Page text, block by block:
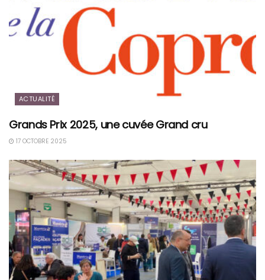
ACTUALITÉ
Grands Prix 2025, une cuvée Grand cru
17 OCTOBRE 2025